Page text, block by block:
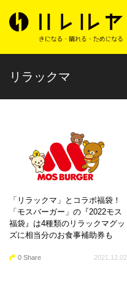
リラックマ
「リラックマ」とコラボ福袋！
「モスバーガー」の『2022モス
福袋』は4種類のリラックマグッ
ズに相当分のお食事補助券も
0 Share 2021.12.02